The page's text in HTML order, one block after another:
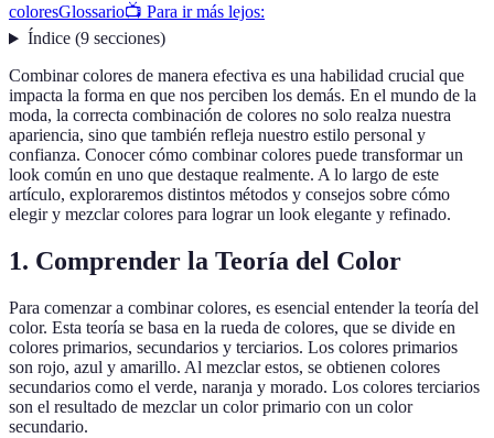
coloresGlossario📺 Para ir más lejos:
Índice(9 secciones)
Combinar colores de manera efectiva es una habilidad crucial que
impacta la forma en que nos perciben los demás. En el mundo de la
moda, la correcta combinación de colores no solo realza nuestra
apariencia, sino que también refleja nuestro estilo personal y
confianza. Conocer cómo combinar colores puede transformar un
look común en uno que destaque realmente. A lo largo de este
artículo, exploraremos distintos métodos y consejos sobre cómo
elegir y mezclar colores para lograr un look elegante y refinado.
1. Comprender la Teoría del Color
Para comenzar a combinar colores, es esencial entender la teoría del
color. Esta teoría se basa en la rueda de colores, que se divide en
colores primarios, secundarios y terciarios. Los colores primarios
son rojo, azul y amarillo. Al mezclar estos, se obtienen colores
secundarios como el verde, naranja y morado. Los colores terciarios
son el resultado de mezclar un color primario con un color
secundario.